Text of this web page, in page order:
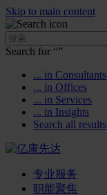
Skip to main content
Search for “”
... in Consultants
... in Offices
... in Services
... in Insights
Search all results
专业服务
职能聚焦